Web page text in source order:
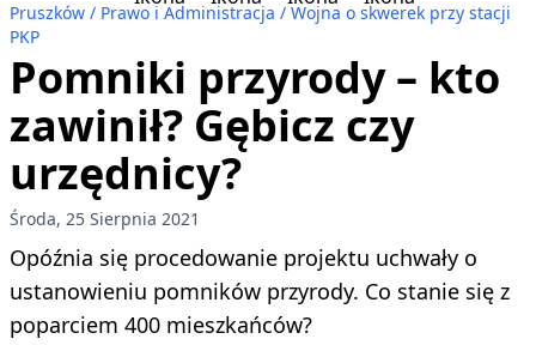
Pruszków Prawo i Administracja
Wojna o skwerek przy stacji
PKP
Pomniki przyrody – kto
zawinił? Gębicz czy
urzędnicy?
Środa, 25 Sierpnia 2021
Opóźnia się procedowanie projektu uchwały o
ustanowieniu pomników przyrody. Co stanie się z
poparciem 400 mieszkańców?